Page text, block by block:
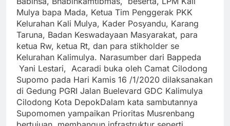
Mulya bapa Mada, Ketua Tim Penggerak PKK
Kelurahan Kali Mulya, Kader Posyandu, Karang
Taruna, Badan Keswadayaan Masyarakat, para
ketua Rw, ketua Rt, dan para stikholder se
Kelurahan Kalimulya. Narasumber dari Bappeda
Yani Lestari, Acaradi buka oleh Camat Cilodong
Supomo pada Hari Kamis 16 /1/2020 dilaksanakan
di Gedung PGRI Jalan Buelevard GDC Kalimulya
Cilodong Kota DepokDalam kata sambutannya
Supomomen yampaikan Prioritas Musrenbang